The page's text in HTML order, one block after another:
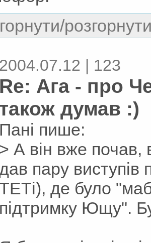
2004.07.12 | 123
Re: Ага - про
також думав :)
Пані пише:
> А він вже почав,
пару виступів
де було
підтримку Ющу".